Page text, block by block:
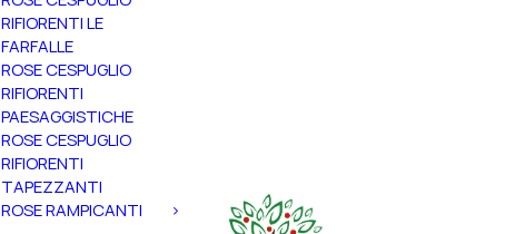
RIFIORENTI LE
FARFALLE
ROSE CESPUGLIO
RIFIORENTI
PAESAGGISTICHE
ROSE CESPUGLIO
RIFIORENTI
TAPEZZANTI
ROSE RAMPICANTI